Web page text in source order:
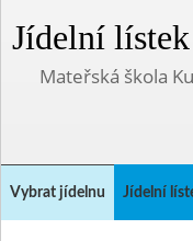
Jídelní lístek
Mateřská škola
Vybrat jídelnu Jídelní